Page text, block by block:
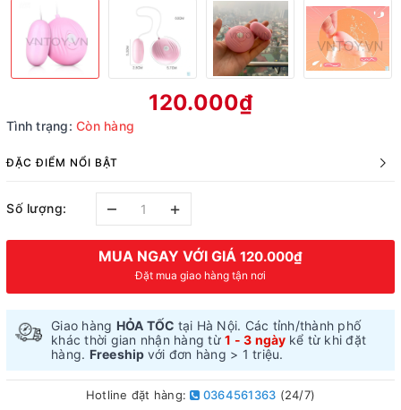
120.000₫
Tình trạng: Còn hàng
ĐẶC ĐIỂM NỔI BẬT
Số lượng: – +
MUA NGAY VỚI GIÁ 120.000₫
Đặt mua giao hàng tận nơi
Giao hàng HỎA TỐC tại Hà Nội. Các tỉnh/thành phố
khác thời gian nhận hàng từ 1 - 3 ngày kể từ khi đặt
hàng. Freeship với đơn hàng > 1 triệu.
Hotline đặt hàng: 0364561363 (24/7)